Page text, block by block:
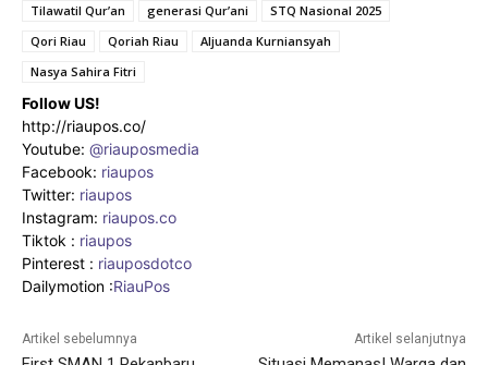
Tilawatil Qur’an
generasi Qur’ani
STQ Nasional 2025
Qori Riau
Qoriah Riau
Aljuanda Kurniansyah
Nasya Sahira Fitri
Follow US!
http://riaupos.co/
Youtube: @riauposmedia
Facebook: riaupos
Twitter: riaupos
Instagram: riaupos.co
Tiktok : riaupos
Pinterest : riauposdotco
Dailymotion :RiauPos
Artikel sebelumnya Artikel selanjutnya